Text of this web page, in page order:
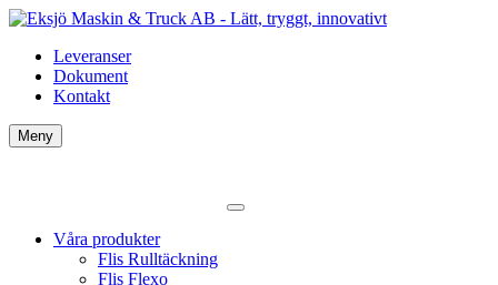
Leveranser
Dokument
Kontakt
Meny
Våra produkter
Flis Rulltäckning
Flis Flexo